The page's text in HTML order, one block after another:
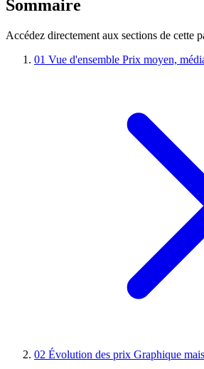
Sommaire
Accédez directement aux sections de cette
01 Vue d'ensemble Prix moyen,
02 Évolution des prix Graphique